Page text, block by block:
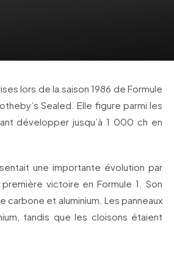
lors de la saison 1986 de Formule
Sealed. Elle figure parmi les
développer jusqu’à 1 000 ch en
une importante évolution par
victoire en Formule 1. Son
carbone et aluminium. Les panneaux
tandis que les cloisons étaient